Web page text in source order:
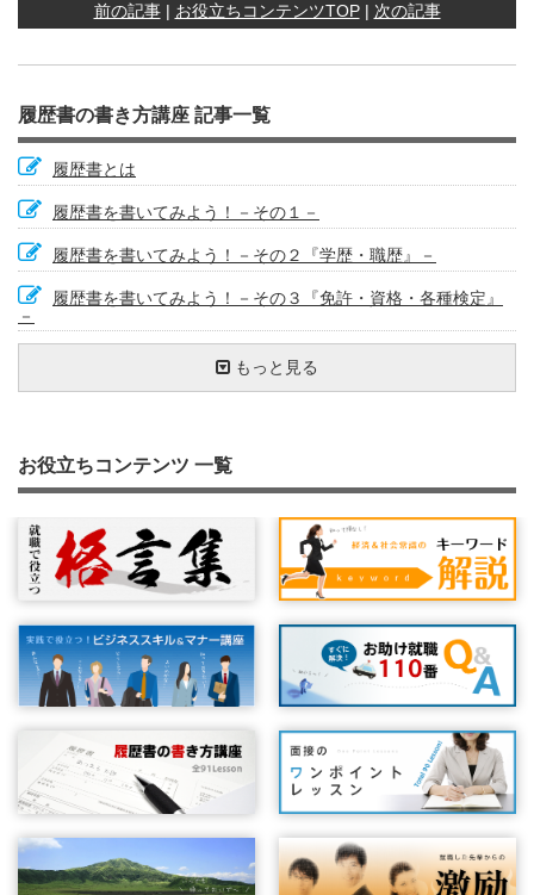
前の記事| お役立ちコンテンツTOP| 次の記事
履歴書の書き方講座 記事一覧
履歴書とは
履歴書を書いてみよう！－その１－
履歴書を書いてみよう！－その２『学歴・職歴』－
履歴書を書いてみよう！－その３『免許・資格・各種検定』
－
履歴書を書いてみよう！－その４『志望動機、特技・趣味・
履歴書を点検しよう① ～履歴書を書く目的を考える～
履歴書を点検しよう② ～自分のトリセツを作る～
履歴書を点検しよう③ ～志望動機を確認する～
履歴書を点検しよう④ ～点検チェックリスト～
職務経歴書の構成（ストーリー）を考える
職務経歴書を書く際の外見（体裁）はどうするか
職務経歴書を書く際にこんな内容・表現は避けましょう
履歴書を送ろう① ～送り状の書き方～
文字量は適度に
パート・アルバイトのための履歴書の書き方①
パート・アルバイトのための履歴書の書き方②
自己分析をやってみよう①
履歴書の基本②
企業情報の見方－ホームページの活用①
企業情報の見方－ホームページの活用②
採用担当者にとって魅力的な履歴書とは
面接につながる履歴書とは
わかりやすく、素直に相手に伝える
志望動機の書き方～文章構成②
履歴書を送るときのひと工夫①
履歴書を送るときのひと工夫②～封筒編
こんな時はどうする？－退職が決まっている場合の履歴書の
書き方②
本人希望欄の書き方②
たくさんの履歴書を効果的に書く方法②
長所、短所欄の書き方
趣味・スポーツ・特技・好きな学科欄の書き方
簡潔に書く技術①
簡潔に書く技術②
志望動機で使えるキーワード①
志望動機を考えてみよう
やる気（モチベーション）をアップする方法①
やる気（モチベーション）をアップする方法②
履歴書書き方質問集① 転職回数が多い場合の履歴書の書き
履歴書書き方質問集② どこまで書いたら大丈夫？
やりたい仕事ができる会社を目指そう①
就職は結婚のようなもの？②
履歴書のはじまり
職務経歴書は自分自身のＰＲ
履歴書と個人情報保護①：個人情報保護法について
履歴書と個人情報保護②：不採用の時の履歴書の扱い
パート・アルバイトの志望動機の書き方①
パソコンの積極的活用②
履歴書の書き方で困ったとき
行政の窓口相談の事例
履歴書写真は見た目に気をつけよう、髪型や服装のポイント
履歴書写真を撮る際のポイント
迫力のある履歴書を書いてみよう
恥ずかしがらず、言い訳をしない
履歴書で重視される項目（パート・アルバイト）
履歴書で重視される項目（正社員）
もっと見る
お役立ちコンテンツ 一覧